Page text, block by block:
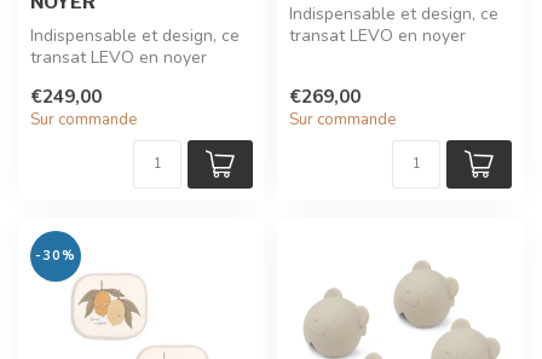
Indispensable et design, ce
transat LEVO en noyer
s...
€249,00
Sur commande
Indispensable et design, ce
transat LEVO en noyer
€269,00
Sur commande
-30%